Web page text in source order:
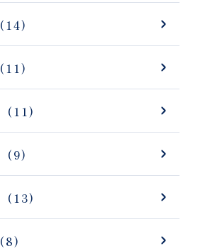
(14)
(11)
(11)
(9)
(13)
(8)